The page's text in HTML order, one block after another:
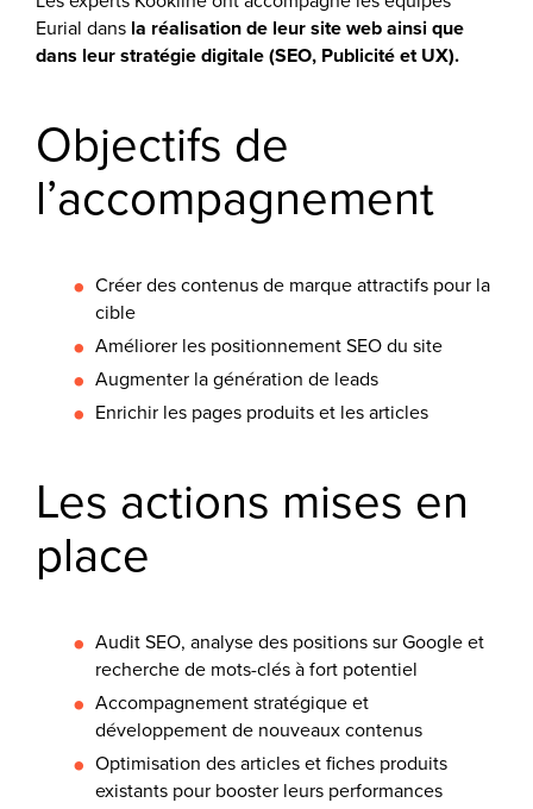
Eurial dans la réalisation de leur site web ainsi que
dans leur stratégie digitale (SEO, Publicité et UX).
Objectifs de
l’accompagnement
Créer des contenus de marque attractifs pour la
cible
Améliorer les positionnement SEO du site
Augmenter la génération de leads
Enrichir les pages produits et les articles
Les actions mises en
place
Audit SEO, analyse des positions sur Google et
recherche de mots-clés à fort potentiel
Accompagnement stratégique et
développement de nouveaux contenus
Optimisation des articles et fiches produits
existants pour booster leurs performances